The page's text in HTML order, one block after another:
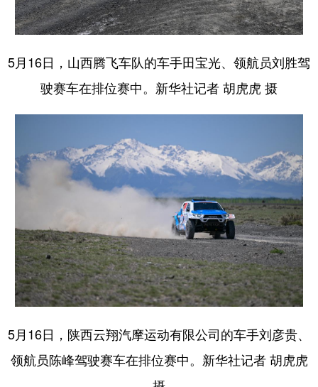
5月16日，山西腾飞车队的车手田宝光、领航员刘胜驾
驶赛车在排位赛中。新华社记者 胡虎虎 摄
5月16日，陕西云翔汽摩运动有限公司的车手刘彦贵、
领航员陈峰驾驶赛车在排位赛中。新华社记者 胡虎虎